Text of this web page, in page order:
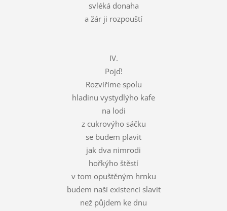
svléká donaha
a žár ji rozpouští
IV.
Pojď!
Rozvíříme spolu
hladinu vystydlýho kafe
na lodi
z cukrovýho sáčku
se budem plavit
jak dva nimrodi
hořkýho štěstí
v tom opuštěným hrnku
budem naší existenci slavit
než půjdem ke dnu